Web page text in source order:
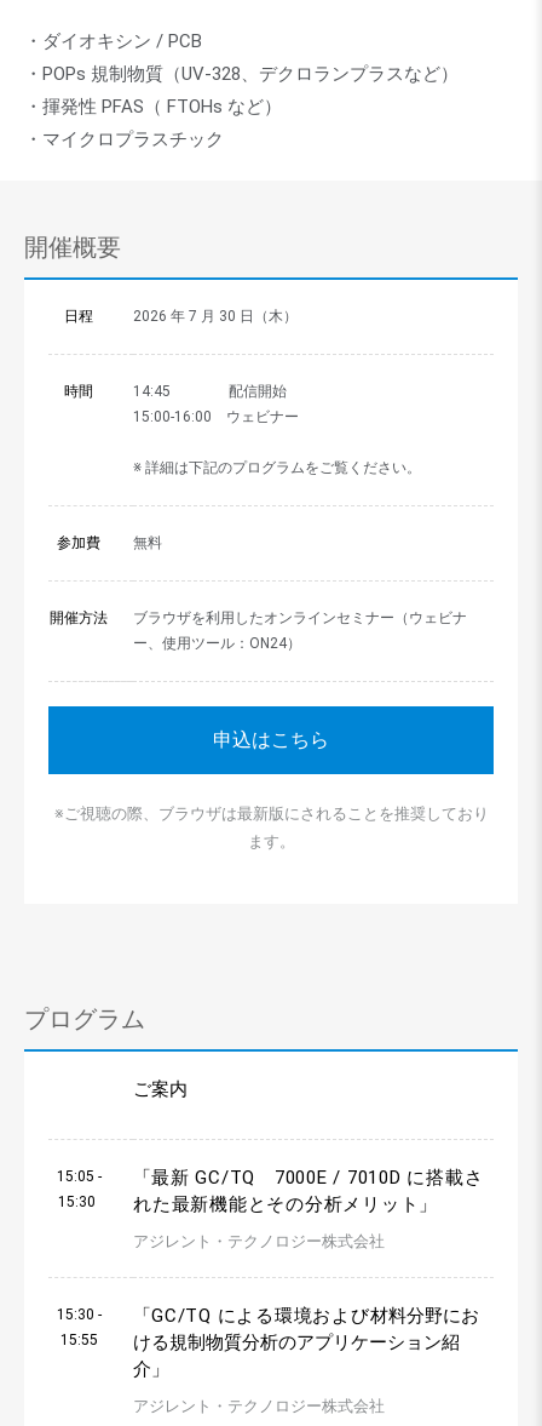
・ダイオキシン / PCB
・POPs 規制物質（UV-328、デクロランプラスなど）
・揮発性 PFAS（ FTOHs など）
・マイクロプラスチック
開催概要
日程 2026 年 7 月 30 日（木）
時間
14:45 配信開始
15:00-16:00 ウェビナー
※ 詳細は下記のプログラムをご覧ください。
参加費 無料
開催方法
ブラウザを利用したオンラインセミナー（ウェビナ
ー、使用ツール：ON24）
申込はこちら
※ご視聴の際、ブラウザは最新版にされることを推奨しており
ます。
プログラム
ご案内
15:05 -
15:30
「最新 GC/TQ 7000E / 7010D に搭載さ
れた最新機能とその分析メリット 」
アジレント・テクノロジー株式会社
15:30 -
15:55
「GC/TQ による環境および材料分野にお
ける規制物質分析のアプリケーション紹
介 」
アジレント・テクノロジー株式会社